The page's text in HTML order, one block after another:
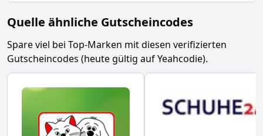
Quelle ähnliche Gutscheincodes
Spare viel bei Top-Marken mit diesen verifizierten
Gutscheincodes (heute gültig auf Yeahcodie).